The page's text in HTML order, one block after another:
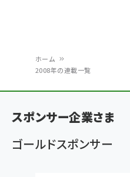
く
ず
ホーム
2008年の連載一覧
スポンサー企業さま
ゴールドスポンサー